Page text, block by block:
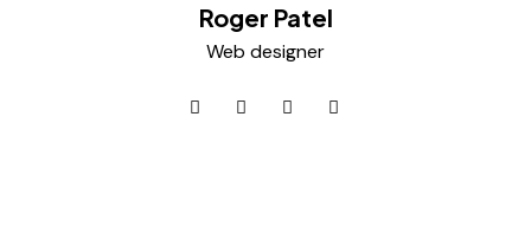
Roger Patel
Web designer